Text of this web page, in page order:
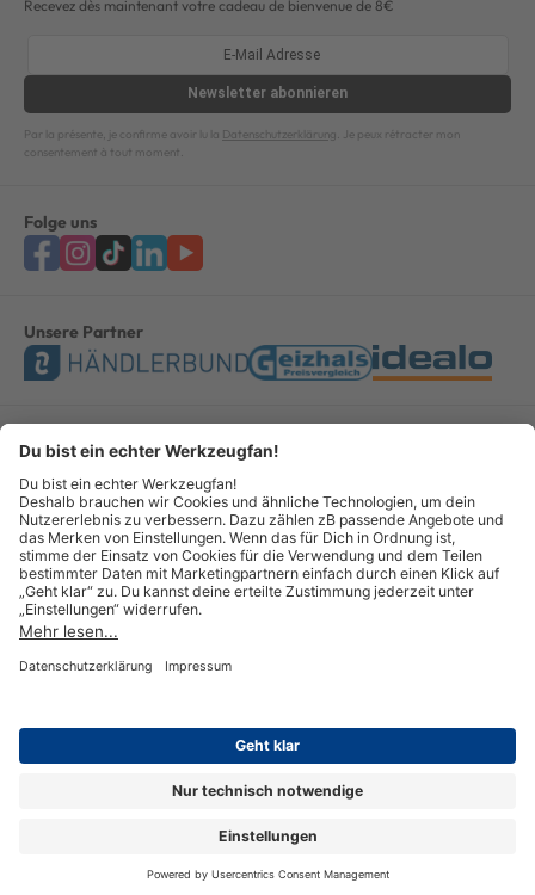
Recevez dès maintenant votre cadeau de bienvenue de 8€
Newsletter abonnieren
Par la présente, je confirme avoir lu la Datenschutzerklärung. Je peux rétracter mon
consentement à tout moment.
Folge uns
Unsere Partner
Bezahlung & Versand
ImpressumAGBDatenschutzWiderruf Vertrag widerrufen
© Copyright 2026 GOTOOLS GmbH - Alle Rechte vorbehalten. powered by
createyourtemplate